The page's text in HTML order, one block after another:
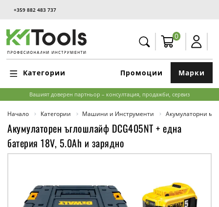
+359 882 483 737
0
Категории Марки
Промоции
Вашият доверен партньор – консултация, продажби, сервиз
Начало Категории Машини и Инструменти Акумулаторни
Акумулаторен ъглошлайф DCG405NT + една
батерия 18V, 5.0Ah и зарядно